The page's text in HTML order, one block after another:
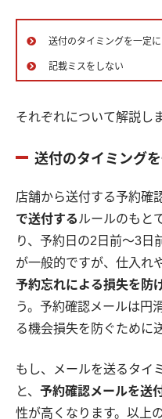
送付のタイミングを一定
記載ミスをしない
それぞれについて解説しま
送付のタイミング
店舗から送付する予約確
で送付する ルールのもと
り、予約日の2日前〜3日
が一般的ですが、仕入れ
予約忘れによる損失を防
う。予約確認メールは円
る機会損失を防ぐために
もし、メールを送るタイ
と、 予約確認メールを送
性が高くなります。以上